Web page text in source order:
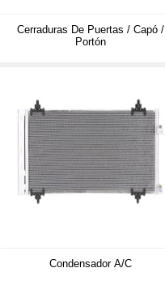
Cerraduras De Puertas / Capó /
Portón
Condensador A/C